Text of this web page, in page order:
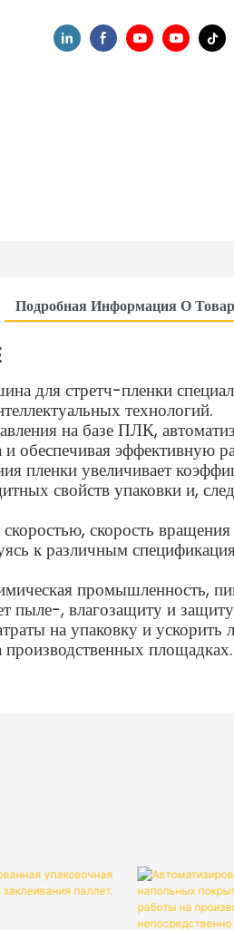
Подробная Информация О
для стретч-пленки
технологий.
на базе ПЛК,
обеспечивая эффективную
пленки увеличивает
свойств упаковки и,
скорость
к различным
промышленность,
пыле-, влагозащиту и
на упаковку и
площадках.